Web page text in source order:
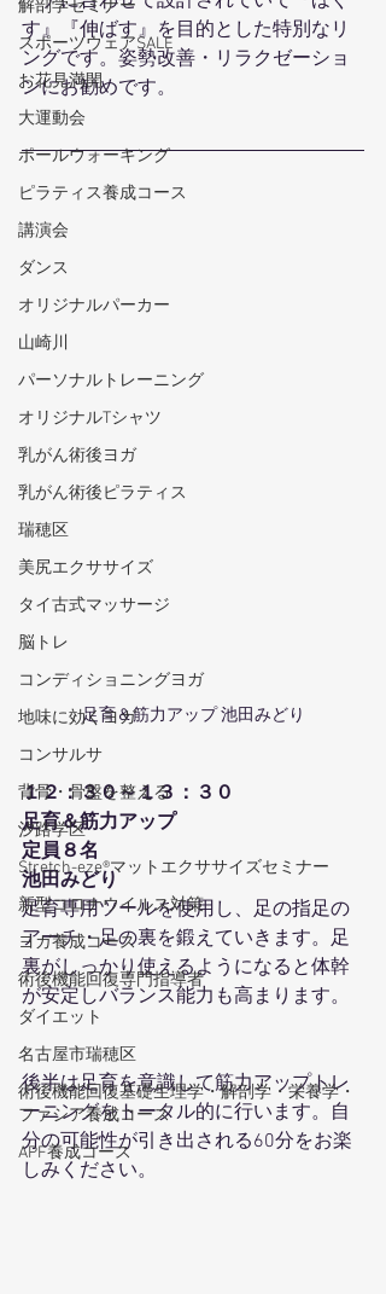
解剖学セミナー
スポーツウェアSALE
お花見満開
大運動会
ポールウォーキング
ピラティス養成コース
講演会
ダンス
オリジナルパーカー
山崎川
パーソナルトレーニング
オリジナルTシャツ
乳がん術後ヨガ
乳がん術後ピラティス
瑞穂区
美尻エクササイズ
タイ古式マッサージ
脳トレ
コンディショニングヨガ
地味に効くヨガ
コンサルサ
背骨・骨盤を整える
汐路学区
Stretch-eze®マットエクササイズセミナー
新型コロナウイルス対策
ヨガ養成コース
術後機能回復専門指導者
ダイエット
名古屋市瑞穂区
術後機能回復基礎生理学・解剖学・栄養学・
ファシア養成コース
APF養成コース
す』『伸ばす』を目的とした特別なリ
ングです。姿勢改善・リラクゼーショ
ンにお勧めです。
足育＆筋力アップ 池田みどり
１２：３０～１３：３０
足育＆筋力アップ
定員８名
池田みどり
足育専用ツールを使用し、足の指足の
アーチ・足の裏を鍛えていきます。足
裏がしっかり使えるようになると体幹
が安定しバランス能力も高まります。
後半は足育を意識して筋力アップトレ
ーニングをトータル的に行います。自
分の可能性が引き出される60分をお楽
しみください。